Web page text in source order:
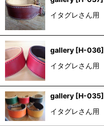
イタグレさん用
gallery [H-036]
イタグレさん用
gallery [H-035]
イタグレさん用